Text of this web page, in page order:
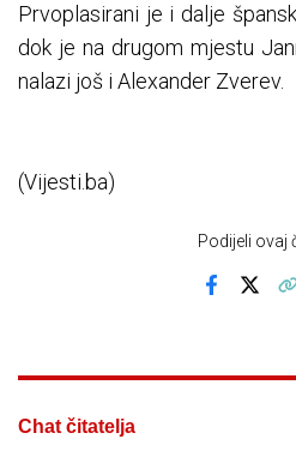
Prvoplasirani je i dalje
dok je na drugom mjestu
nalazi još i Alexander Zverev.
(Vijesti.ba)
Podijeli ovaj
Chat čitatelja